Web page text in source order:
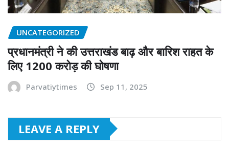
UNCATEGORIZED
प्रधानमंत्री ने की उत्तराखंड बाढ़ और बारिश राहत के
लिए 1200 करोड़ की घोषणा
Parvatiytimes Sep 11, 2025
LEAVE A REPLY